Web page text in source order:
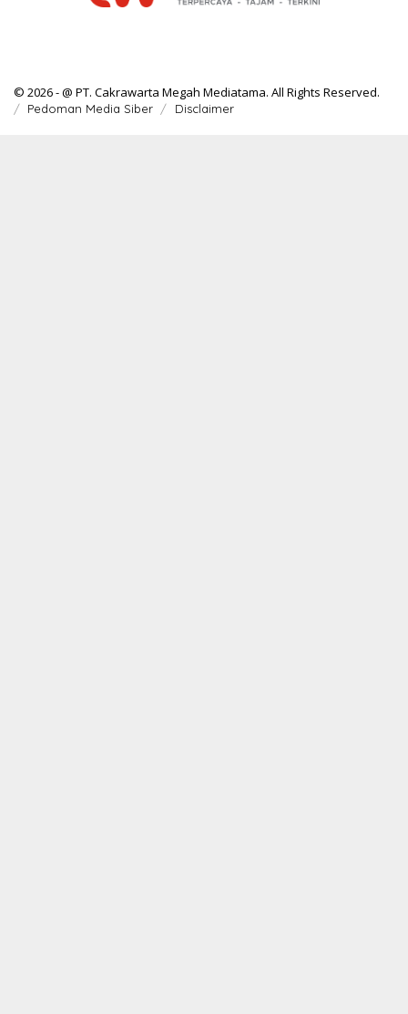
© 2026 - @ PT. Cakrawarta Megah Mediatama. All Rights Reserved.
Pedoman Media Siber Disclaimer